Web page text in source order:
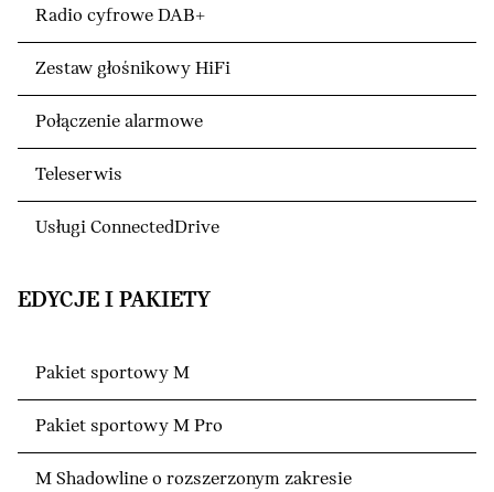
Radio cyfrowe DAB+
Zestaw głośnikowy HiFi
Połączenie alarmowe
Teleserwis
Usługi ConnectedDrive
EDYCJE I PAKIETY
Pakiet sportowy M
Pakiet sportowy M Pro
M Shadowline o rozszerzonym zakresie